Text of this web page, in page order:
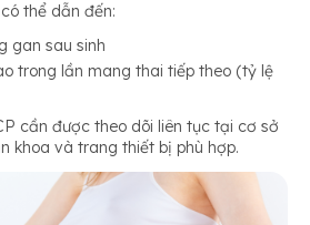
thể dẫn đến:
gan sau sinh
trong lần mang thai tiếp theo (tỷ lệ
cần được theo dõi liên tục tại cơ sở
khoa và trang thiết bị phù hợp.